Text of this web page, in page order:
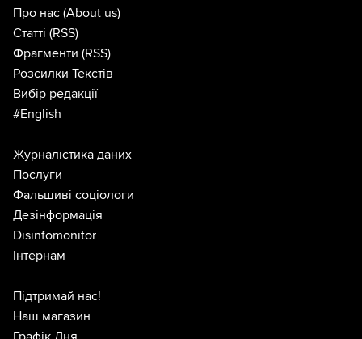
Про нас (About us)
Статті (RSS)
Фрагменти (RSS)
Розсилки Текстів
Вибір редакції
#English
Журналістика даних
Послуги
Фальшиві соціологи
Дезінформація
Disinfomonitor
Інтернам
Підтримай нас!
Наш магазин